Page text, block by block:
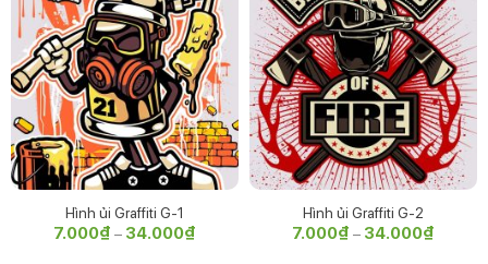
Hình ủi Graffiti G-1
7.000₫ – 34.000₫
Hình ủi Graffiti G-2
7.000₫ – 34.000₫